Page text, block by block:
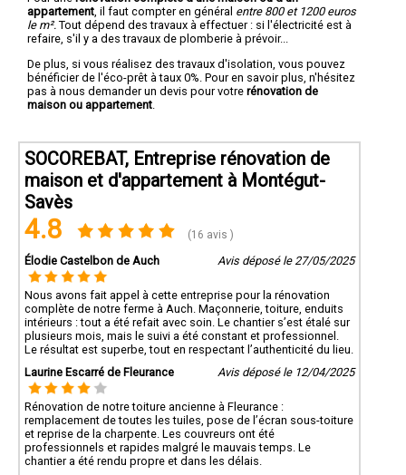
appartement , il faut compter en général entre 800 et 1200 euros
le m². Tout dépend des travaux à effectuer : si l'électricité est à
refaire, s'il y a des travaux de plomberie à prévoir...
De plus, si vous réalisez des travaux d'isolation, vous pouvez
bénéficier de l'éco-prêt à taux 0%. Pour en savoir plus, n'hésitez
pas à nous demander un devis pour votre rénovation de
maison ou appartement
SOCOREBAT, Entreprise rénovation de
maison et d'appartement à Montégut-
Savès
4.8 (16 avis )
Élodie Castelbon de Auch Avis déposé le 27/05/2025
Nous avons fait appel à cette entreprise pour la rénovation
complète de notre ferme à Auch. Maçonnerie, toiture, enduits
intérieurs : tout a été refait avec soin. Le chantier s’est étalé sur
plusieurs mois, mais le suivi a été constant et professionnel.
Le résultat est superbe, tout en respectant l’authenticité du lieu.
Laurine Escarré de Fleurance
Avis déposé le 12/04/2025
Rénovation de notre toiture ancienne à Fleurance :
remplacement de toutes les tuiles, pose de l’écran sous-toiture
et reprise de la charpente. Les couvreurs ont été
professionnels et rapides malgré le mauvais temps. Le
chantier a été rendu propre et dans les délais.